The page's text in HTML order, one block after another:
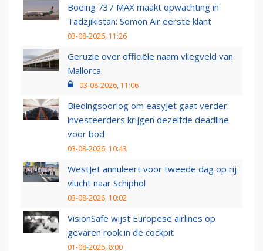
Boeing 737 MAX maakt opwachting in
Tadzjikistan: Somon Air eerste klant
03-08-2026, 11:26
Geruzie over officiële naam vliegveld van
Mallorca
03-08-2026, 11:06
Biedingsoorlog om easyJet gaat verder:
investeerders krijgen dezelfde deadline
voor bod
03-08-2026, 10:43
WestJet annuleert voor tweede dag op rij
vlucht naar Schiphol
03-08-2026, 10:02
VisionSafe wijst Europese airlines op
gevaren rook in de cockpit
01-08-2026, 8:00